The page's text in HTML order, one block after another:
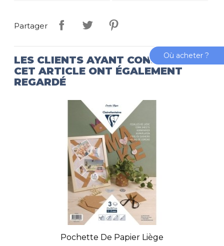
Partager
LES CLIENTS AYANT CONSULTÉ
CET ARTICLE ONT ÉGALEMENT
REGARDÉ
Pochette De Papier Liège
Où acheter ?